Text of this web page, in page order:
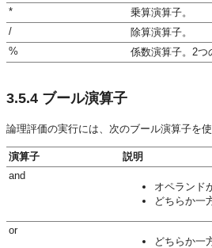
*
乗算演算子。
/
除算演算子。
%
係数演算子。2つ
3.5.4 ブール演算子
論理評価の実行には、次のブール演算子を使
演算子
説明
and
オペランド
どちらか一
or
どちらか一